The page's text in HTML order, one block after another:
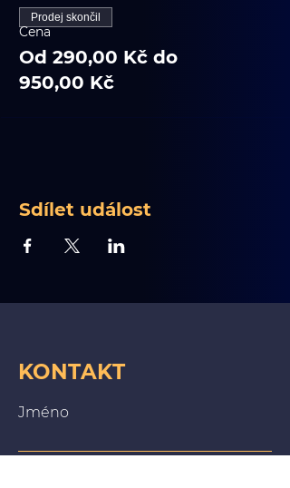
Cena
Od 290,00 Kč do
950,00 Kč
Prodej skončil
Sdílet událost
KONTAKT
Jméno